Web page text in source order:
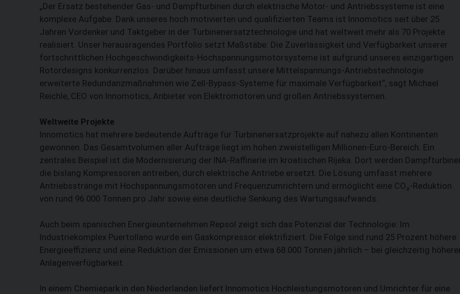
„Der Ersatz bestehender Gas- und Dampfturbinen durch elektrische Motor- und Antriebssysteme ist eine
komplexe Aufgabe. Dank unseres hoch motivierten und qualifizierten Teams ist Innomotics seit über 25
Jahren Vordenker und Taktgeber in der Turbinenersatztechnologie und hat weltweit mehr als 70 Projekte
realisiert. Unser herausragendes Portfolio setzt Maßstäbe: Die Zuverlässigkeit und Verfügbarkeit unserer
fortschrittlichen Hochgeschwindigkeits-Hochspannungsmotorsysteme ist aufgrund unseres einzigartigen
Rotordesigns konkurrenzlos. Darüber hinaus umfasst unsere Mittelspannungs-Antriebstechnologie
erweiterte Redundanzmaßnahmen wie Zell-Bypass-Systeme für maximale Verfügbarkeit“, sagt Michael
Reichle, CEO von Innomotics, Anbieter von Elektromotoren und großen Antriebssystemen.
Weltweite Projekte
Innomotics hat mehrere bedeutende Aufträge für Turbinenersatzprojekte auf nahezu allen Kontinenten
gewonnen. Das Gesamtvolumen aller Aufträge liegt im hohen zweistelligen Millionen-Euro-Bereich. Ein
zentrales Beispiel ist die Modernisierung der INA-Raffinerie im kroatischen Rijeka. Dort werden
die bislang Kompressoren antreiben, durch elektrische Antriebe ersetzt. Die Lösung umfasst mehrere
Antriebsstränge mit Hochspannungsmotoren und Frequenzumrichtern und ermöglicht eine CO₂-Reduktion
von rund 96.000 Tonnen pro Jahr sowie eine deutliche Senkung des Wartungsaufwands.
Auch beim spanischen Energieunternehmen Repsol zeigt sich das Potenzial der Technologie: Im
Industriekomplex Puer­tollano wurde ein Gaskompressor elektrifiziert. Die Folge sind rund 25 Prozent höhere
Energieeffizienz und eine Reduktion der Emissionen um etwa 68.000 Tonnen jährlich – bei gleichzeitig
Anlagenverfügbarkeit.
In einem Chemiepark in den Niederlanden liefert Innomotics Hochleistungsmotoren und Umrichter für eine